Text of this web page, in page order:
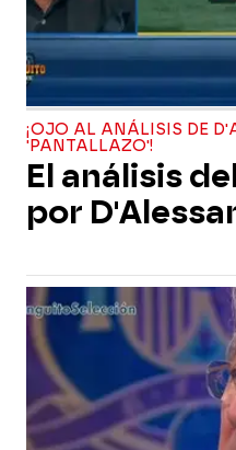
¡OJO AL ANÁLISIS DE
'PANTALLAZO'!
El análisis
por